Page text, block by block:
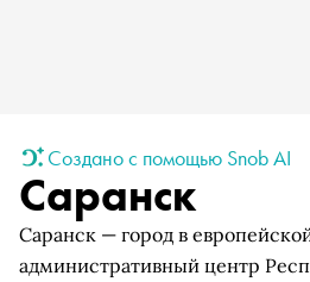
Создано с помощью Snob AI
Саранск
Саранск — город в
административный центр